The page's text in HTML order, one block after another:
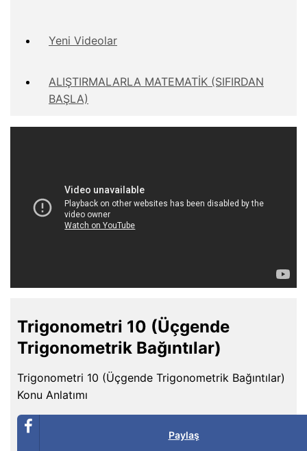
Yeni Videolar
ALIŞTIRMALARLA MATEMATİK (SIFIRDAN
BAŞLA)
Trigonometri 10 (Üçgende
Trigonometrik Bağıntılar)
Trigonometri 10 (Üçgende Trigonometrik Bağıntılar)
Konu Anlatımı
Paylaş